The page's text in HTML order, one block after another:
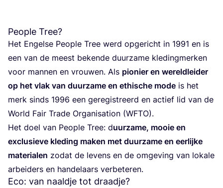
People Tree?
Het Engel­se Peo­p­le Tree werd opge­richt in 1991 en is
een van de meest beken­de duur­za­me kle­ding­mer­ken
voor man­nen en vrou­wen. Als pio­nier en wereld­lei­der
op het vlak van duur­za­me en ethi­sche mode is het
merk sinds 1996 een gere­gi­streerd en actief lid van de
World Fair Tra­de Orga­ni­sa­ti­on (WFTO).
Het doel van Peo­p­le Tree: duur­za­me, mooie en
exclu­sie­ve kle­ding maken met duur­za­me en eer­lij­ke
mate­ri­a­len zodat de levens en de omge­ving van loka­le
arbei­ders en han­de­laars verbeteren.
Eco: van naaldje tot draadje?